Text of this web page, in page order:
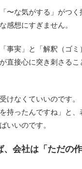
〜な気がする」がつく
感想にすぎません。
事実」と「解釈（ゴミ
直接心に突き刺さるこ
けなくていいのです。
持ったんですね」と、
いいのです。
、会社は「ただの